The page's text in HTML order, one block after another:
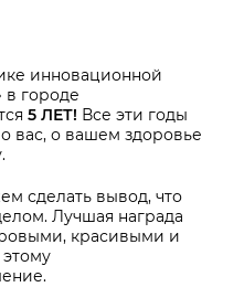
инновационной
в городе
5 ЛЕТ! Все эти годы
вас, о вашем здоровье
сделать вывод, что
Лучшая награда
красивыми и